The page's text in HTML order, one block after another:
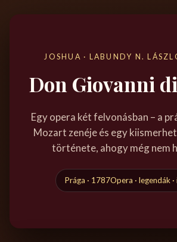
JOSHUA · LABUNDY N.
Don Giovanni
Egy opera két felvonásban – a
Mozart zenéje és egy
története, ahogy még nem
Prága · 1787Opera · legendák